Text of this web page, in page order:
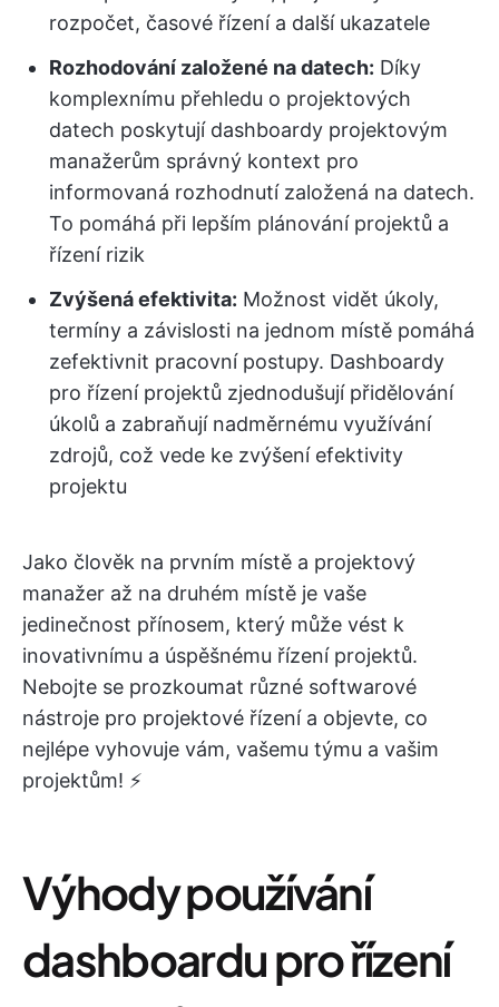
rozpočet, časové řízení a další ukazatele
Rozhodování založené na datech: Díky
komplexnímu přehledu o projektových
datech poskytují dashboardy projektovým
manažerům správný kontext pro
informovaná rozhodnutí založená na datech.
To pomáhá při lepším plánování projektů a
řízení rizik
Zvýšená efektivita: Možnost vidět úkoly,
termíny a závislosti na jednom místě pomáhá
zefektivnit pracovní postupy. Dashboardy
pro řízení projektů zjednodušují přidělování
úkolů a zabraňují nadměrnému využívání
zdrojů, což vede ke zvýšení efektivity
projektu
Jako člověk na prvním místě a projektový
manažer až na druhém místě je vaše
jedinečnost přínosem, který může vést k
inovativnímu a úspěšnému řízení projektů.
Nebojte se prozkoumat různé softwarové
nástroje pro projektové řízení a objevte, co
nejlépe vyhovuje vám, vašemu týmu a vašim
projektům! ⚡️
Výhody používání
dashboardu pro řízení